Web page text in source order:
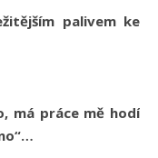
palivem ke
má práce mě hodí